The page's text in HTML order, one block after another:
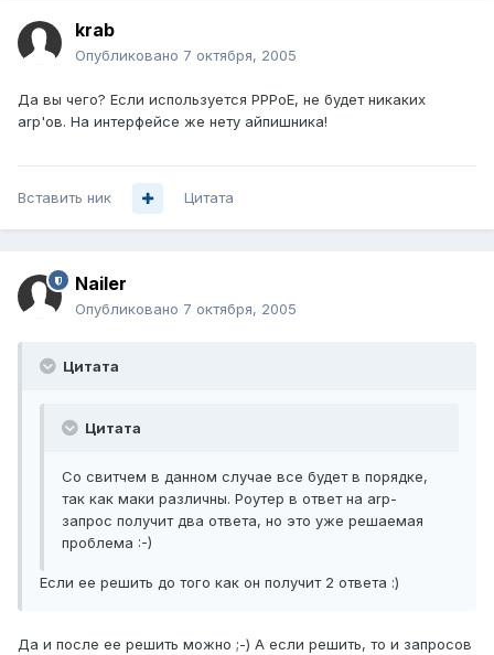
krab
Опубликовано 7 октября, 2005
Да вы чего? Если используется PPPoE, не будет никаких
arp'ов. На интерфейсе же нету айпишника!
Вставить ник Цитата
Nailer
Опубликовано 7 октября, 2005
Цитата
Цитата
Со свитчем в данном случае все будет в порядке,
так как маки различны. Роутер в ответ на arp-
запрос получит два ответа, но это уже решаемая
проблема :-)
Если ее решить до того как он получит 2 ответа :)
Да и после ее решить можно ;-) А если решить, то и запросов